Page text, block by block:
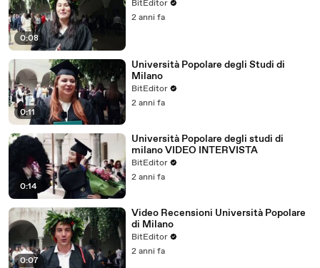
0:08
BitEditor
2 anni fa
0:11
Università Popolare degli Studi di
Milano
BitEditor
2 anni fa
0:14
Università Popolare degli studi di
milano VIDEO INTERVISTA
BitEditor
2 anni fa
0:07
Video Recensioni Università Popolare
di Milano
BitEditor
2 anni fa